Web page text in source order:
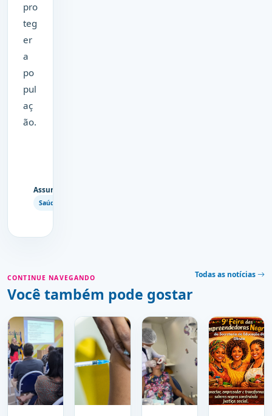
pro
teg
er
a
po
pul
aç
ão.
Assuntos
Saúde
CONTINUE NAVEGANDO
Você também pode gostar
Todas as notícias